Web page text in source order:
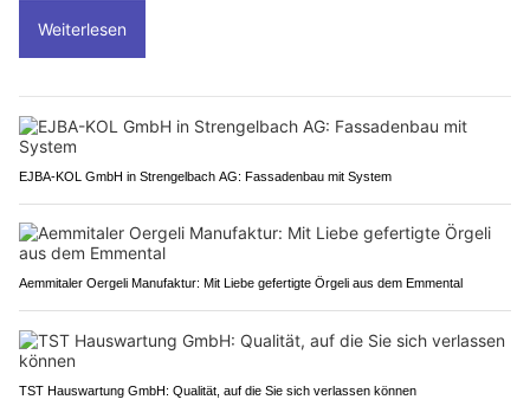
Weiterlesen
EJBA-KOL GmbH in Strengelbach AG: Fassadenbau mit System
Aemmitaler Oergeli Manufaktur: Mit Liebe gefertigte Örgeli aus dem Emmental
TST Hauswartung GmbH: Qualität, auf die Sie sich verlassen können